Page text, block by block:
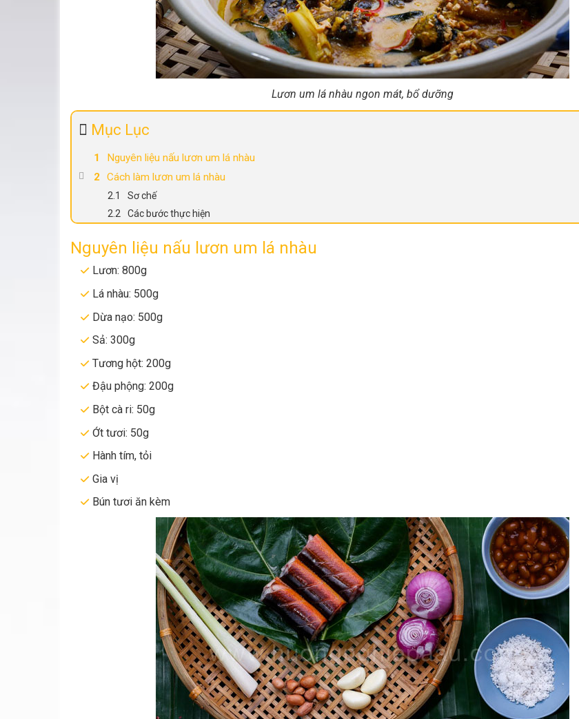
Lươn um lá nhàu ngon mát, bổ dưỡng
Mục Lục
Nguyên liệu nấu lươn um lá nhàu
Cách làm lươn um lá nhàu
Sơ chế
Các bước thực hiện
Nguyên liệu nấu lươn um lá nhàu
Lươn: 800g
Lá nhàu: 500g
Dừa nạo: 500g
Sả: 300g
Tương hột: 200g
Đậu phộng: 200g
Bột cà ri: 50g
Ớt tươi: 50g
Hành tím, tỏi
Gia vị
Bún tươi ăn kèm